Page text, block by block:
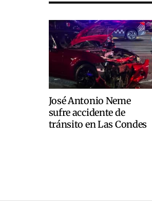
José Antonio Neme
sufre accidente de
tránsito en Las Condes